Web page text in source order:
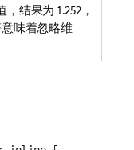
结果为 1.252，
味着忽略维